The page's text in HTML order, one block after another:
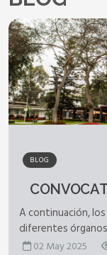
BLOG
A continuación,
diferentes
02 May 2025